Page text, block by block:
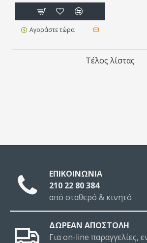
Αγοράστε τώρα
Τέλος λίστας
ΕΠΙΚΟΙΝΩΝΙΑ
210 22 80 384
από σταθερό & κινητό
ΔΩΡΕΑΝ ΑΠΟΣΤΟΛΗ
Για on-line παραγγελίες,